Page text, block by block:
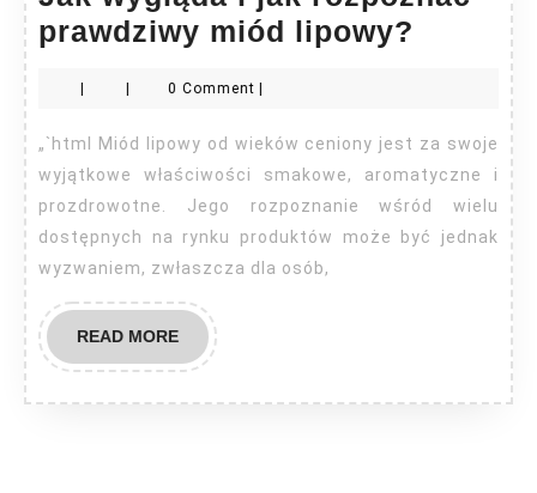
prawdziwy miód lipowy?
wygląda
jak
miód
lipowy?
0 Comment
„`html Miód lipowy od wieków ceniony jest za swoje
wyjątkowe właściwości smakowe, aromatyczne i
prozdrowotne. Jego rozpoznanie wśród wielu
dostępnych na rynku produktów może być jednak
wyzwaniem, zwłaszcza dla osób,
READ MOREREAD
MORE